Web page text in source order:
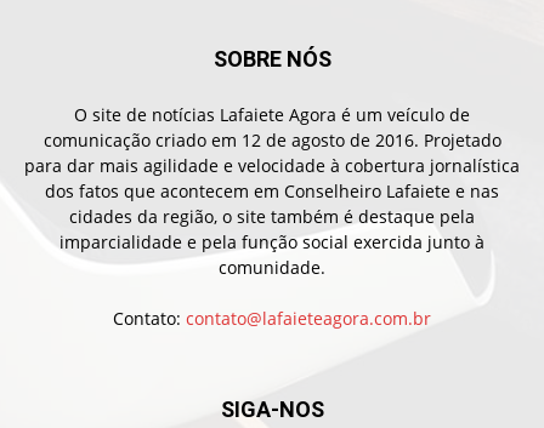
SOBRE NÓS
O site de notícias Lafaiete Agora é um veículo de
comunicação criado em 12 de agosto de 2016. Projetado
para dar mais agilidade e velocidade à cobertura jornalística
dos fatos que acontecem em Conselheiro Lafaiete e nas
cidades da região, o site também é destaque pela
imparcialidade e pela função social exercida junto à
comunidade.
Contato: contato@lafaieteagora.com.br
SIGA-NOS